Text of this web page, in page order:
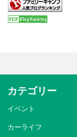
カテゴリー
イベント
カーライフ